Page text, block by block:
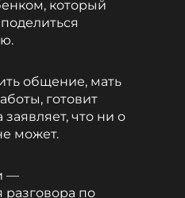
который
общение, мать
готовит
что ни о
может.
—
по